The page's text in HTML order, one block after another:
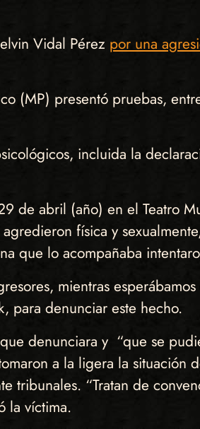
Vidal Pérez por una
(MP) presentó pruebas,
incluida la
de abril (año) en el Teatro
física y
que lo acompañaba
mientras
para denunciar este hecho.
denunciara y “que se
a la ligera la
“Tratan de
la víctima.